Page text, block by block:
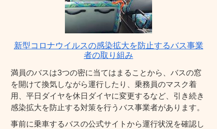
新型コロナウイルスの感染拡大を防止するバス事業
者の取り組み
満員のバスは3つの密に当てはまることから、バスの窓
を開けて換気しながら運行したり、乗務員のマスク着
用、平日ダイヤを休日ダイヤに変更するなど、引き続き
感染拡大を防止する対策を行うバス事業者があります。
事前に乗車するバスの公式サイトから運行状況を確認し